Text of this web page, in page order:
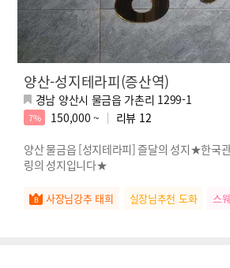
양산-성지테라피(증산역)
경남 양산시 물금읍 가촌리 1299-1
7% 150,000 ~ 리뷰 12
양산 물금읍 [성지테라피] 즐달의 성지★한국
링의 성지입니다★
사장님강추 태희 실장님추천 도화 스